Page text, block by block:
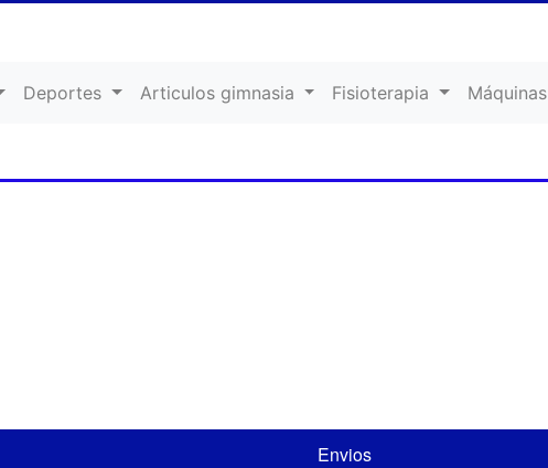
Deportes Articulos gimnasia Fisioterapia Máquinas
Envios